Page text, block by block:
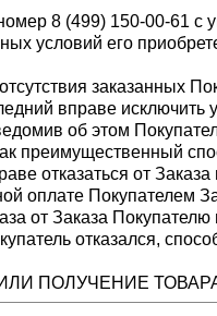
8 (499) 150-00-61 с
условий его
заказанных
вправе исключить
об этом
преимущественный
отказаться от
оплате Покупателем
от Заказа
отказался,
ПОЛУЧЕНИЕ